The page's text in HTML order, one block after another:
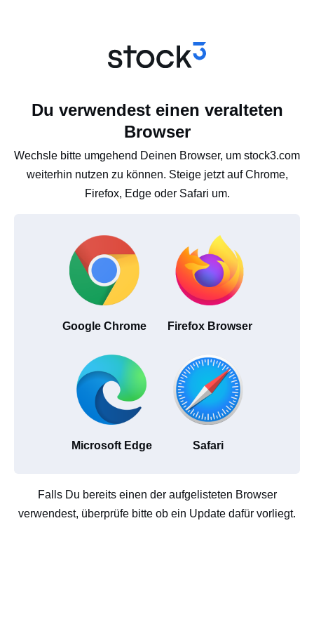
Du verwendest einen veralteten
Browser
Wechsle bitte umgehend Deinen Browser, um stock3.com
weiterhin nutzen zu können. Steige jetzt auf Chrome,
Firefox, Edge oder Safari um.
Google Chrome Firefox Browser
Microsoft Edge Safari
Falls Du bereits einen der aufgelisteten Browser
verwendest, überprüfe bitte ob ein Update dafür vorliegt.